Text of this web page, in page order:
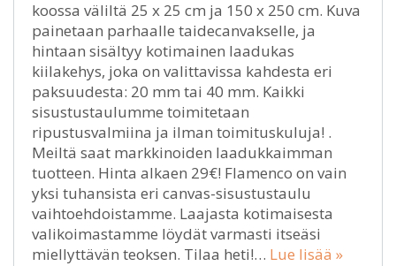
koossa väliltä 25 x 25 cm ja 150 x 250 cm. Kuva
painetaan parhaalle taidecanvakselle, ja
hintaan sisältyy kotimainen laadukas
kiilakehys, joka on valittavissa kahdesta eri
paksuudesta: 20 mm tai 40 mm. Kaikki
sisustustaulumme toimitetaan
ripustusvalmiina ja ilman toimituskuluja! .
Meiltä saat markkinoiden laadukkaimman
tuotteen. Hinta alkaen 29€! Flamenco on vain
yksi tuhansista eri canvas-sisustustaulu
vaihtoehdoistamme. Laajasta kotimaisesta
valikoimastamme löydät varmasti itseäsi
miellyttävän teoksen. Tilaa heti!… Lue lisää »